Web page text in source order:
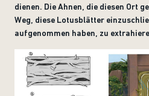
dienen. Die Ahnen, die diesen Ort
Weg, diese Lotusblätter
aufgenommen haben, zu